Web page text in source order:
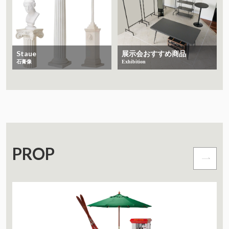
Staue
石膏像
展示会おすすめ商品
Exhibition
PROP